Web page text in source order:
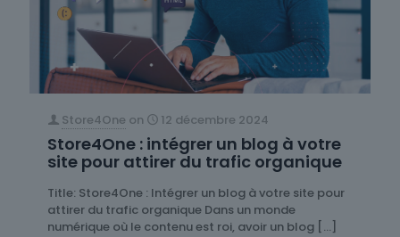
Store4One on 12 décembre 2024
Store4One : intégrer un blog à votre
site pour attirer du trafic organique
Title: Store4One : Intégrer un blog à votre site pour
attirer du trafic organique Dans un monde
numérique où le contenu est roi, avoir un blog […]